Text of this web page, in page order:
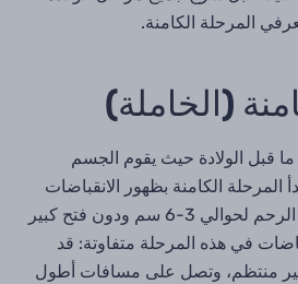
المرحلة الكامنة.
(الخاملة)
قبل الولادة حيث يقوم الجسم
المرحلة الكامنة بظهور الانقباضات
وتستمر حتى ينفتح عنق الرحم لحوالي 3-6 سم ودون فتح كبير
في هذه المرحلة متفاوتة: قد
منتظم، وتصل على مسافات أطول